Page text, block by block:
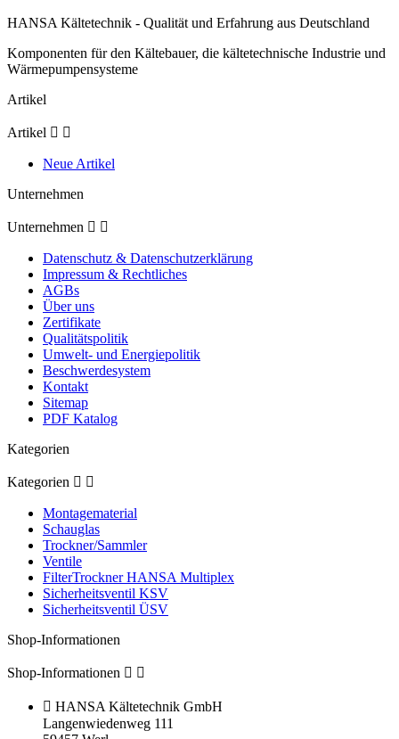
HANSA Kältetechnik - Qualität und Erfahrung aus Deutschland
Komponenten für den Kältebauer, die kältetechnische Industrie und
Wärmepumpensysteme
Artikel
Artikel  
Neue Artikel
Unternehmen
Unternehmen  
Datenschutz & Datenschutzerklärung
Impressum & Rechtliches
AGBs
Über uns
Zertifikate
Qualitätspolitik
Umwelt- und Energiepolitik
Beschwerdesystem
Kontakt
Sitemap
PDF Katalog
Kategorien
Kategorien  
Montagematerial
Schauglas
Trockner/Sammler
Ventile
FilterTrockner HANSA Multiplex
Sicherheitsventil KSV
Sicherheitsventil ÜSV
Shop-Informationen
Shop-Informationen  
 HANSA Kältetechnik GmbH
Langenwiedenweg 111